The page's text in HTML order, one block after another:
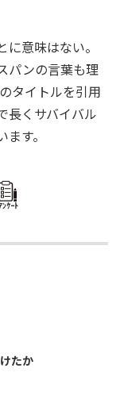
意味はない。
パンの言葉も理
タイトルを引用
長くサバイバル
す。
ﾝｹｰﾄ
たか